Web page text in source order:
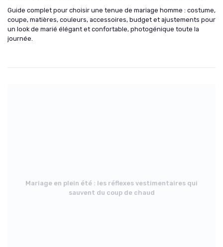
Guide complet pour choisir une tenue de mariage homme : costume,
coupe, matières, couleurs, accessoires, budget et ajustements pour
un look de marié élégant et confortable, photogénique toute la
journée.
Mariage en plein été : les réflexes vestimentaires qui
sauvent du coup de chaud